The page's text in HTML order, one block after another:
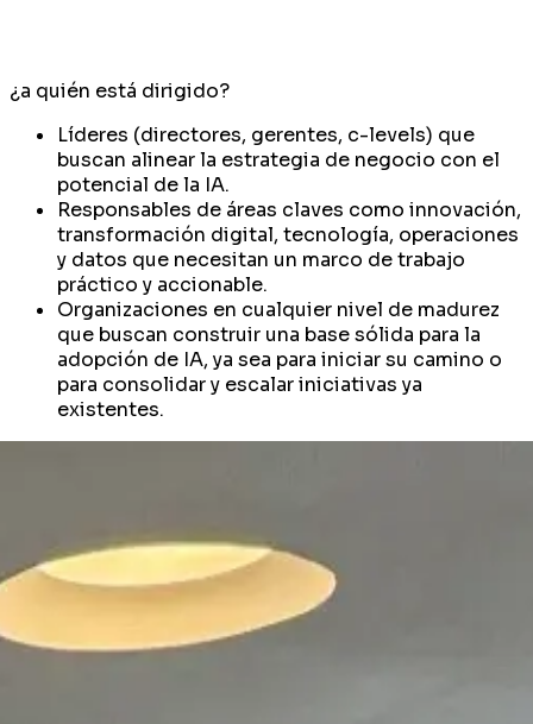
¿a quién está dirigido?
Líderes (directores, gerentes, c-levels) que
buscan alinear la estrategia de negocio con el
potencial de la IA.
Responsables de áreas claves como innovación,
transformación digital, tecnología, operaciones
y datos que necesitan un marco de trabajo
práctico y accionable.
Organizaciones en cualquier nivel de madurez
que buscan construir una base sólida para la
adopción de IA, ya sea para iniciar su camino o
para consolidar y escalar iniciativas ya
existentes.